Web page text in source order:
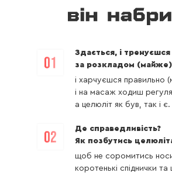
Здається, і тренуєшся
за розкладом
і харчуєшся правильно
і на масаж ходиш
а целюліт як був, так і є.
Де справедливість?
Як позбутись
щоб не соромитись
коротенькі спіднички